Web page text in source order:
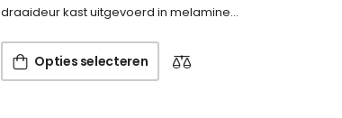
draaideur kast uitgevoerd in melamine…
Opties selecteren